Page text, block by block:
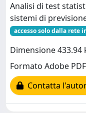
Analisi di test
sistemi di
accesso solo dalla rete
Dimensione 433.94
Formato Adobe PDF
Contatta